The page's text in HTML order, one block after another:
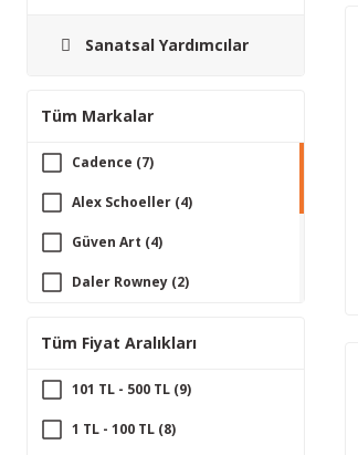
Sanatsal Yardımcılar
Tüm Markalar
Cadence (7)
Alex Schoeller (4)
Güven Art (4)
Daler Rowney (2)
Tüm Fiyat Aralıkları
101 TL - 500 TL (9)
1 TL - 100 TL (8)